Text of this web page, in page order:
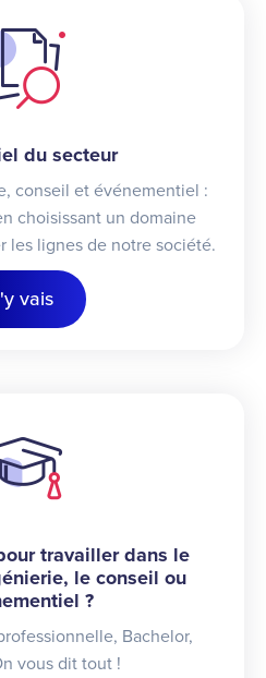
du secteur
conseil et événementiel :
choisissant un domaine
les lignes de notre société.
vais
travailler dans le
le conseil ou
?
Bachelor,
vous dit tout !